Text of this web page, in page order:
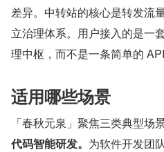
差异。中转站的核心是转发流
立治理体系。用户接入的是一
理中枢，而不是一条简单的 API
适用哪些场景
「春秋元泉」聚焦三类典型场
代码智能研发。 为软件开发团